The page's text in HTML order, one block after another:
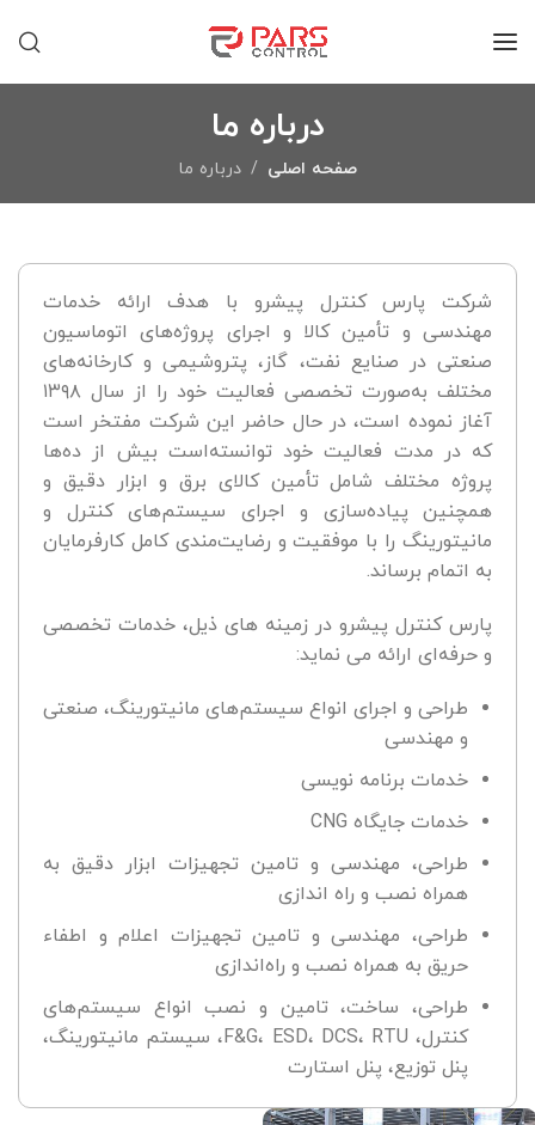
درباره ما
صفحه اصلی درباره ما
شرکت پارس کنترل پیشرو با هدف ارائه خدمات
مهندسی و تأمین کالا و اجرای پروژه‌های اتوماسیون
صنعتی در صنایع نفت، گاز، پتروشیمی و کارخانه‌های
مختلف به‌صورت تخصصی فعالیت خود را از سال ۱۳۹۸
آغاز نموده است، در حال حاضر این شرکت مفتخر است
که در مدت فعالیت خود توانسته‌است بیش از ده‌ها
پروژه مختلف شامل تأمین کالای برق و ابزار دقیق و
همچنین پیاده‌سازی و اجرای سیستم­‌های کنترل و
مانیتورینگ را با موفقیت و رضایت‌مندی کامل کارفرمایان
به اتمام برساند.
پارس کنترل پیشرو در زمینه های ذیل، خدمات تخصصی
و حرفه‌ای ارائه می نماید:
طراحی و اجرای انواع سیستم‌های مانیتورینگ، صنعتی
و مهندسی
خدمات برنامه نویسی
خدمات جایگاه CNG
طراحی، مهندسی و تامین تجهیزات ابزار دقیق به
همراه نصب و راه اندازی
طراحی، مهندسی و تامین تجهیزات اعلام و اطفاء
حریق به همراه نصب و راه‌اندازی
طراحی، ساخت، تامین و نصب انواع سیستم‌های
کنترل، F&G، ESD، DCS، RTU، سیستم مانیتورینگ،
پنل توزیع، پنل استارت